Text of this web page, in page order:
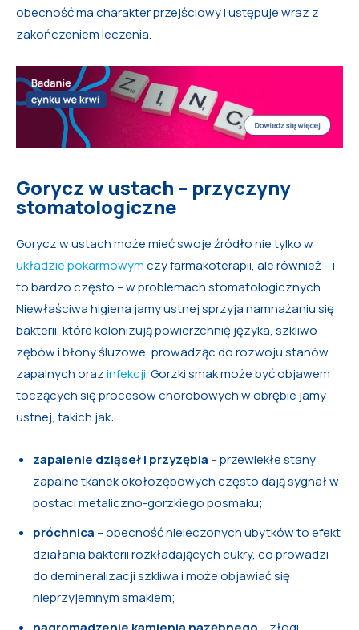
obecność ma charakter przejściowy i ustępuje wraz z
zakończeniem leczenia.
Gorycz w ustach – przyczyny
stomatologiczne
Gorycz w ustach może mieć swoje źródło nie tylko w
układzie pokarmowymczy farmakoterapii, ale również – i
to bardzo często – w problemach stomatologicznych.
Niewłaściwa higiena jamy ustnej sprzyja namnażaniu się
bakterii, które kolonizują powierzchnię języka, szkliwo
zębów i błony śluzowe, prowadząc do rozwoju stanów
zapalnych orazinfekcji. Gorzki smak może być objawem
toczących się procesów chorobowych w obrębie jamy
ustnej, takich jak:
zapalenie dziąseł i przyzębia – przewlekłe stany
zapalne tkanek okołozębowych często dają sygnał w
postaci metaliczno-gorzkiego posmaku;
próchnica – obecność nieleczonych ubytków to efekt
działania bakterii rozkładających cukry, co prowadzi
do demineralizacji szkliwa i może objawiać się
nieprzyjemnym smakiem;